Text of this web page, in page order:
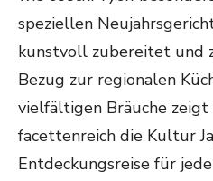
speziellen
kunstvoll zubereitet und
Bezug zur regionalen
vielfältigen Bräuche
facettenreich die Kultur
Entdeckungsreise für